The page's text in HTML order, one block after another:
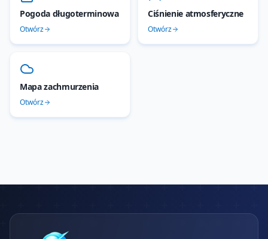
Pogoda długoterminowa
Otwórz
Ciśnienie atmosferyczne
Otwórz
Mapa zachmurzenia
Otwórz